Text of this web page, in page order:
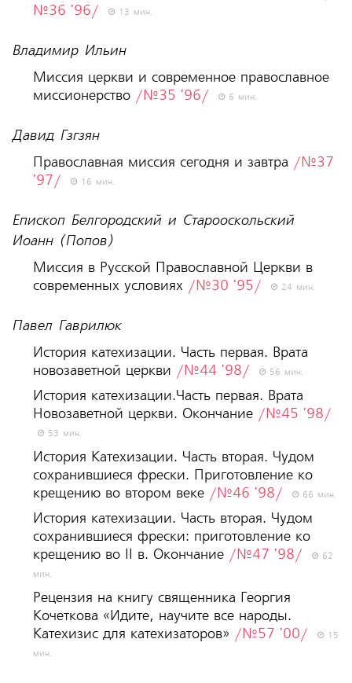
№36 '96/
13 мин.
Владимир Ильин
Миссия церкви и современное православное
миссионерство /№35 '96/ 6 мин.
Давид Гзгзян
Православная миссия сегодня и завтра /№37
'97/
16 мин.
Епископ Белгородский и Старооскольский
Иоанн (Попов)
Миссия в Русской Православной Церкви в
современных условиях /№30 '95/ 24 мин.
Павел Гаврилюк
История катехизации. Часть первая. Врата
новозаветной церкви /№44 '98/ 56 мин.
История катехизации.Часть первая. Врата
Новозаветной церкви. Окончание /№45 '98/
53 мин.
История Катехизации. Часть вторая. Чудом
сохранившиеся фрески. Приготовление ко
крещению во втором веке /№46 '98/ 66 мин.
История катехизации. Часть вторая. Чудом
сохранившиеся фрески: приготовление ко
крещению во II в. Окончание /№47 '98/
62
мин.
Рецензия на книгу священника Георгия
Кочеткова «Идите, научите все народы.
Катехизис для катехизаторов» /№57 '00/
15
мин.